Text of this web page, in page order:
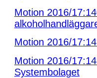
Motion 2016/
Motion 2016/
Motion 2016/
Systembolaget